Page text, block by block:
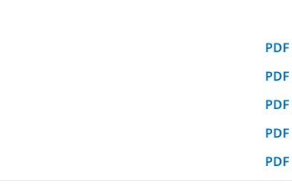
PDF
PDF
PDF
PDF
PDF